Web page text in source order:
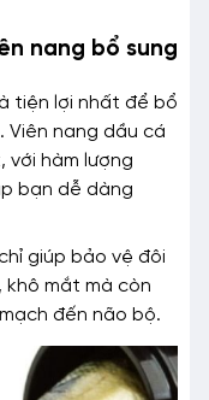
nang bổ sung
tiện lợi nhất để bổ
Viên nang dầu cá
với hàm lượng
bạn dễ dàng
giúp bảo vệ đôi
khô mắt mà còn
đến não bộ.